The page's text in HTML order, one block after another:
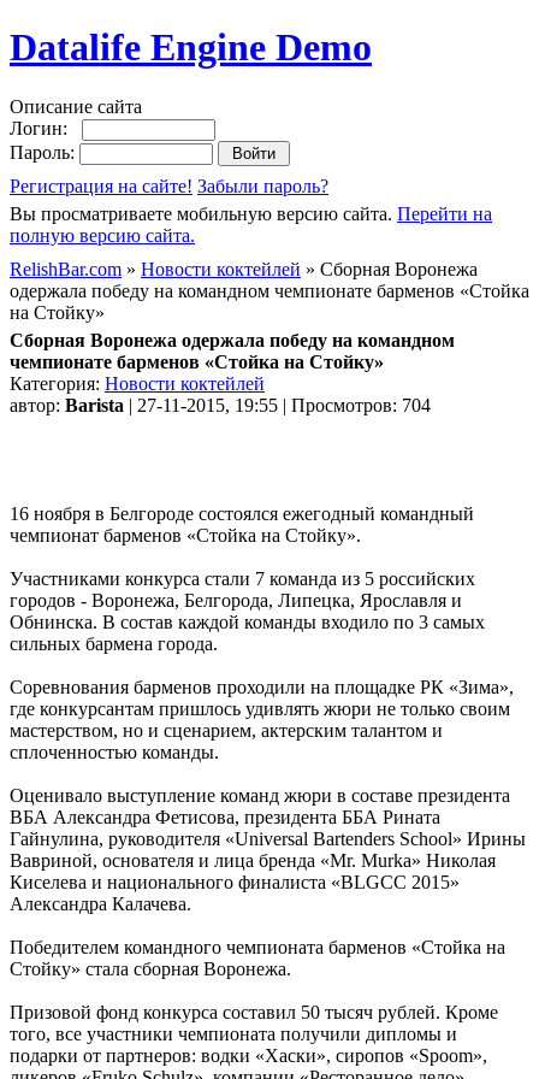
Datalife Engine Demo
Описание сайта
Логин:
Пароль:
Регистрация на сайте! Забыли пароль?
Вы просматриваете мобильную версию сайта. Перейти на
полную версию сайта.
RelishBar.com » Новости коктейлей » Сборная Воронежа
одержала победу на командном чемпионате барменов «Стойка
на Стойку»
Сборная Воронежа одержала победу на командном
чемпионате барменов «Стойка на Стойку»
Категория: Новости коктейлей
автор: Barista | 27-11-2015, 19:55 | Просмотров: 704
16 ноября в Белгороде состоялся ежегодный командный
чемпионат барменов «Стойка на Стойку».
Участниками конкурса стали 7 команда из 5 российских
городов - Воронежа, Белгорода, Липецка, Ярославля и
Обнинска. В состав каждой команды входило по 3 самых
сильных бармена города.
Соревнования барменов проходили на площадке РК «Зима»,
где конкурсантам пришлось удивлять жюри не только своим
мастерством, но и сценарием, актерским талантом и
сплоченностью команды.
Оценивало выступление команд жюри в составе президента
ВБА Александра Фетисова, президента ББА Рината
Гайнулина, руководителя «Universal Bartenders School» Ирины
Вавриной, основателя и лица бренда «Mr. Murka» Николая
Киселева и национального финалиста «BLGCC 2015»
Александра Калачева.
Победителем командного чемпионата барменов «Стойка на
Стойку» стала сборная Воронежа.
Призовой фонд конкурса составил 50 тысяч рублей. Кроме
того, все участники чемпионата получили дипломы и
подарки от партнеров: водки «Хаски», сиропов «Spoom»,